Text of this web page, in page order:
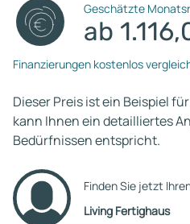
Geschätzte
ab
Finanzierungen kostenlos
Dieser Preis ist ein Beispiel
kann Ihnen ein detailliertes
Bedürfnissen entspricht.
Finden Sie jetzt
Living Fertighaus